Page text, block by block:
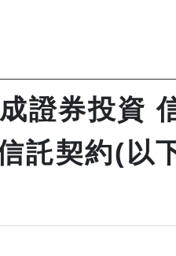
證券投資
託契約(以